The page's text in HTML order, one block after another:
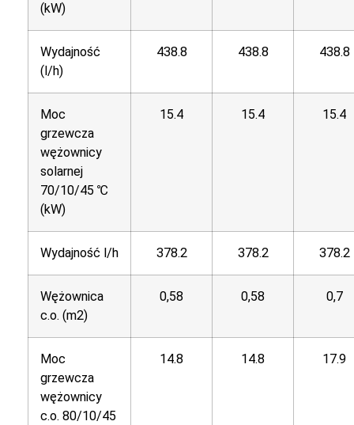
(kW)
Wydajność
(l/h)
438.8 438.8 438.8
Moc
grzewcza
wężownicy
solarnej
70/10/45 ℃
(kW)
15.4 15.4 15.4
Wydajność l/h 378.2 378.2 378.2
Wężownica
c.o. (m2)
0,58 0,58 0,7
Moc
grzewcza
wężownicy
c.o. 80/10/45
14.8 14.8 17.9